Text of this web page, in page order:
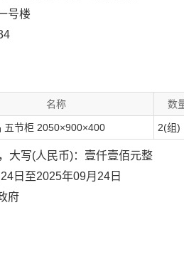
号楼
名称 数
五节柜 2050×900×400 2(组)
大写(人民币)：壹仟壹佰元整
日至2025年09月24日
府